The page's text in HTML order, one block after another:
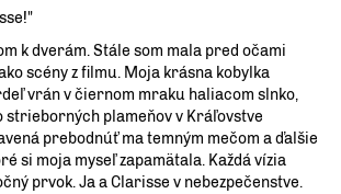
k dverám. Stále som mala pred očami
scény z filmu. Moja krásna kobylka
vrán v čiernom mraku haliacom slnko,
strieborných plameňov v Kráľovstve
prebodnúť ma temným mečom a ďalšie
si moja myseľ zapamätala. Každá vízia
prvok. Ja a Clarisse v nebezpečenstve.